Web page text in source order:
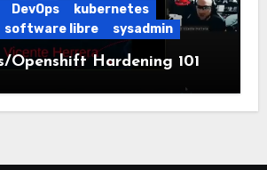
DevOps
kubernetes
software libre sysadmin
Openshift Hardening 101